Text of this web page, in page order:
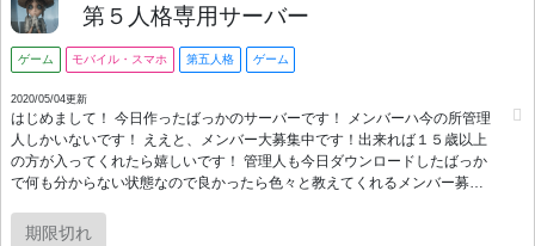
第５人格専用サーバー
ゲーム モバイル・スマホ 第五人格 ゲーム
2020/05/04更新
はじめまして！ 今日作ったばっかのサーバーです！ メンバーハ今の所管理
人しかいないです！ ええと、メンバー大募集中です！出来れば１５歳以上
の方が入ってくれたら嬉しいです！ 管理人も今日ダウンロードしたばっか
で何も分からない状態なので良かったら色々と教えてくれるメンバー募集
す！ 一人で遊ぶのが怖くて作っちゃいました！ 同じような初心者さんも参
期限切れ